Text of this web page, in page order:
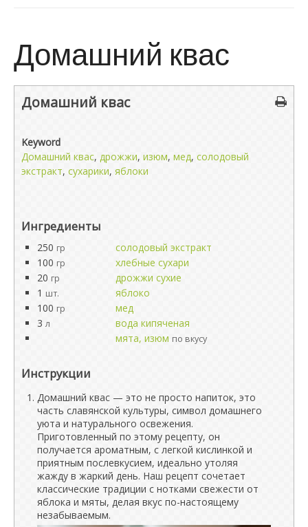
Домашний квас
Домашний квас
Keyword
Домашний квас, дрожжи, изюм, мед, солодовый
экстракт, сухарики, яблоки
Ингредиенты
250 гр
солодовый экстракт
100 гр
хлебные сухари
20 гр
дрожжи сухие
1 шт.
яблоко
100 гр
мед
3 л
вода кипяченая
мята, изюм по вкусу
Инструкции
Домашний квас — это не просто напиток, это
часть славянской культуры, символ домашнего
уюта и натурального освежения.
Приготовленный по этому рецепту, он
получается ароматным, с легкой кислинкой и
приятным послевкусием, идеально утоляя
жажду в жаркий день. Наш рецепт сочетает
классические традиции с нотками свежести от
яблока и мяты, делая вкус по-настоящему
незабываемым.